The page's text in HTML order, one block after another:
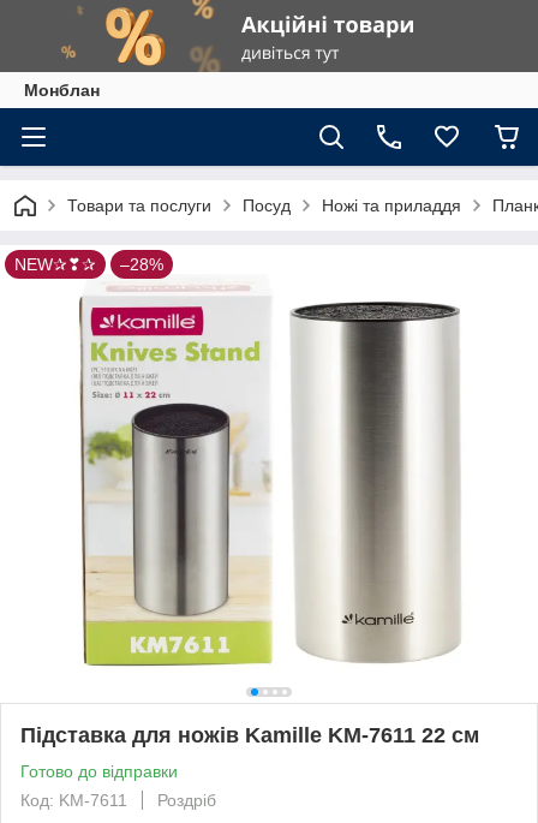
Монблан
Товари та послуги Посуд Ножі та приладдя
NEW✰❣✰ –28%
Підставка для ножів Kamille KM-7611 22 см
Готово до відправки
Код: KM-7611
Роздріб